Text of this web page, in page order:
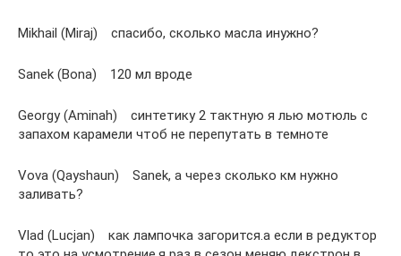
Mikhail (Miraj) спасибо, сколько масла инужно?
Sanek (Bona) 120 мл вроде
Georgy (Aminah) синтетику 2 тактную я лью мотюль с
запахом карамели чтоб не перепутать в темноте
Vova (Qayshaun) Sanek, а через сколько км нужно
заливать?
Vlad (Lucjan) как лампочка загорится.а если в редуктор